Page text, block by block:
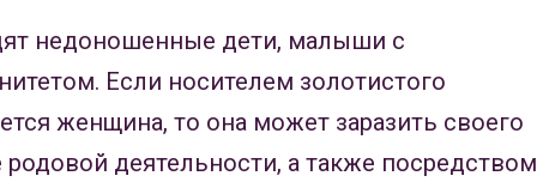
недоношенные дети, малыши с
Если носителем золотистого
женщина, то она может заразить своего
родовой деятельности, а также посредством